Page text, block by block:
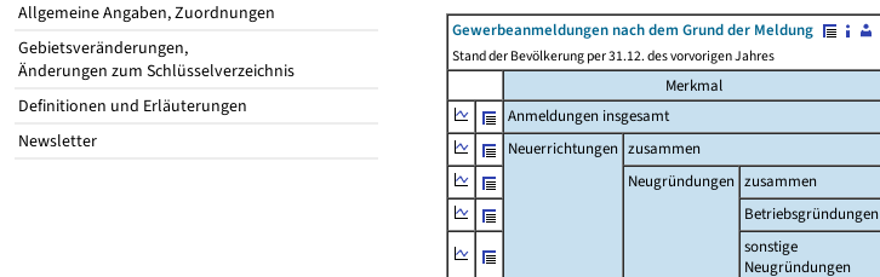
Allgemeine Angaben, Zuordnungen
Gebietsveränderungen,
Änderungen zum Schlüsselverzeichnis
Definitionen und Erläuterungen
Newsletter
Gewerbeanmeldungen nach dem Grund der Meldung
Stand der Bevölkerung per 31.12. des vorvorigen Jahres
Merkmal
Anmeldungen insgesamt
Neuerrichtungen zusammen
Neugründungen zusammen
Betriebsgründungen
sonstige
Neugründungen